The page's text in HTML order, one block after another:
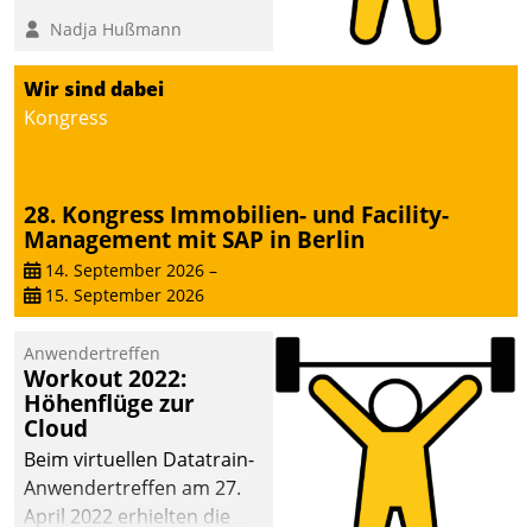
methodisch
Vernetzungsideen fürs
Quartier. Dazwischen
zeigte Datatrain, was es
Nadja Hußmann
Wir sind dabei
Kongress
28. Kongress Immobilien- und Facility-
Management mit SAP in Berlin
14. September 2026 –
15. September 2026
Anwendertreffen
Workout 2022:
Höhenflüge zur
Cloud
Beim virtuellen Datatrain-
Anwendertreffen am 27.
April 2022 erhielten die